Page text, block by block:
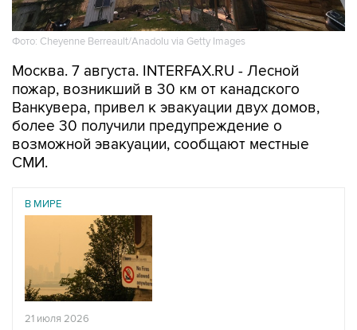
Фото: Cheyenne Berreault/Anadolu via Getty Images
Москва. 7 августа. INTERFAX.RU - Лесной
пожар, возникший в 30 км от канадского
Ванкувера, привел к эвакуации двух домов,
более 30 получили предупреждение о
возможной эвакуации, сообщают местные
СМИ.
В МИРЕ
21 июля 2026